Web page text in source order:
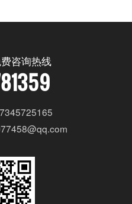
咨询热线